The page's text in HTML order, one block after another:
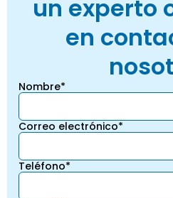
un experto
en
Nombre*
Correo electrónico*
Teléfono*